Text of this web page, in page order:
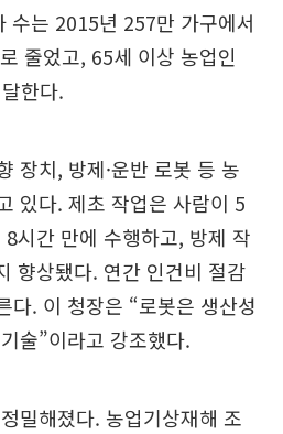
수는 2015년 257만 가구에서
줄었고, 65세 이상 농업인
한다.
장치, 방제·운반 로봇 등 농
있다. 제초 작업은 사람이 5
시간 만에 수행하고, 방제 작
향상됐다. 연간 인건비 절감
다. 이 청장은 “로봇은 생산성
술”이라고 강조했다.
밀해졌다. 농업기상재해 조